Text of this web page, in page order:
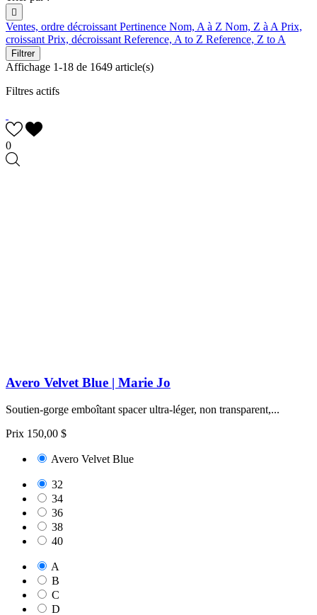

Ventes, ordre décroissant Pertinence Nom, A à Z Nom, Z à A Prix,
croissant Prix, décroissant Reference, A to Z Reference, Z to A
Filtrer
Affichage 1-18 de 1649 article(s)
Filtres actifs
0
Avero Velvet Blue | Marie Jo
Soutien‑gorge emboîtant spacer ultra‑léger, non transparent,...
Prix 150,00 $
Avero Velvet Blue
32
34
36
38
40
A
B
C
D